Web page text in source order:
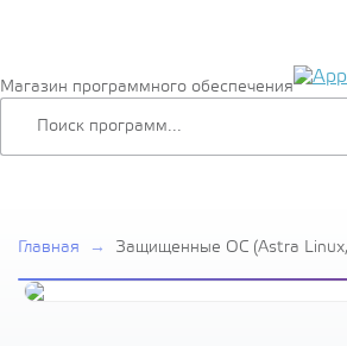
Магазин программного обеспечения
Главная → Защищенные ОС (Astra